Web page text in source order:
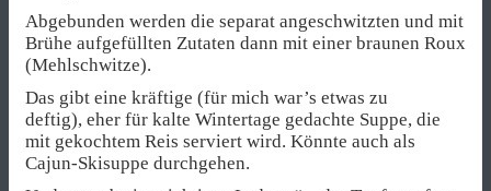
Abgebunden werden die separat angeschwitzten und mit
Brühe aufgefüllten Zutaten dann mit einer braunen Roux
(Mehlschwitze).
Das gibt eine kräftige (für mich war’s etwas zu
deftig), eher für kalte Wintertage gedachte Suppe, die
mit gekochtem Reis serviert wird. Könnte auch als
Cajun-Skisuppe durchgehen.